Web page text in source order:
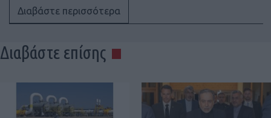
Διαβάστε περισσότερα
Διαβάστε επίσης